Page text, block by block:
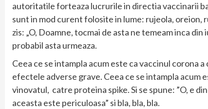
autoritatile forteaza lucrurile in directia vaccinarii
sunt in mod curent folosite in lume: rujeola, oreion,
zis: „O, Doamne, tocmai de asta ne temeam inca
probabil asta urmeaza.
Ceea ce se intampla acum este ca vaccinul corona
efectele adverse grave. Ceea ce se intampla acum
vinovatul, catre proteina spike. Si se spune: ”O, e
aceasta este periculoasa” si bla, bla, bla.